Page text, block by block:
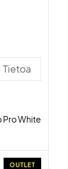
Tietoa
Pro White
OUTLET